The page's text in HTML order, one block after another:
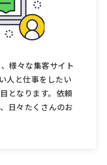
様々な集客サイト
人と仕事をしたい
となります。依頼
日々たくさんのお